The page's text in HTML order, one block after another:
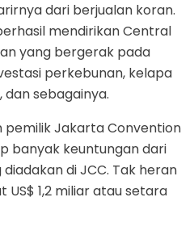
dari berjualan koran.
mendirikan Central
yang bergerak pada
perkebunan, kelapa
sebagainya.
pemilik Jakarta Convention
banyak keuntungan dari
di JCC. Tak heran
1,2 miliar atau setara